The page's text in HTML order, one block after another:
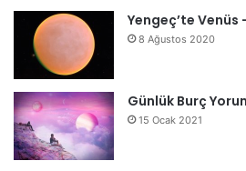
Yengeç’te
8 Ağustos 2020
Günlük Burç
15 Ocak 2021